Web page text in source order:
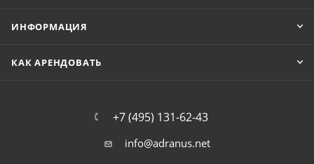
ИНФОРМАЦИЯ
КАК АРЕНДОВАТЬ
+7 (495) 131-62-43
info@adranus.net